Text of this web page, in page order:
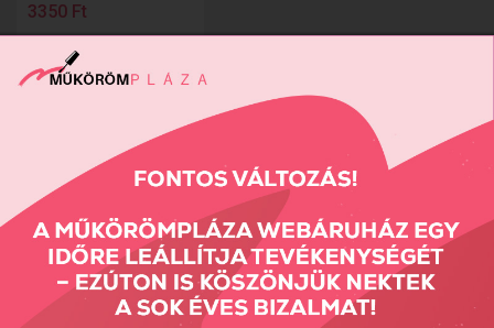
3350 Ft
Találatok: 1 - 5 / 5 termék az oldalon